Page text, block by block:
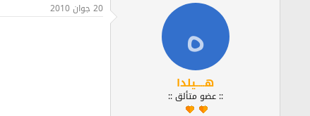
ه
هــــيلدا
:: عضو متألق ::
20 جوان 2010